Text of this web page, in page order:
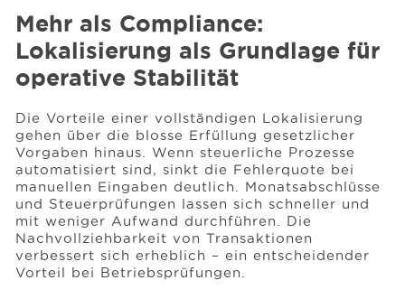
Mehr als Compliance:
Lokalisierung als Grundlage für
operative Stabilität
Die Vorteile einer vollständigen Lokalisierung
gehen über die blosse Erfüllung gesetzlicher
Vorgaben hinaus. Wenn steuerliche Prozesse
automatisiert sind, sinkt die Fehlerquote bei
manuellen Eingaben deutlich. Monatsabschlüsse
und Steuerprüfungen lassen sich schneller und
mit weniger Aufwand durchführen. Die
Nachvollziehbarkeit von Transaktionen
verbessert sich erheblich – ein entscheidender
Vorteil bei Betriebsprüfungen.